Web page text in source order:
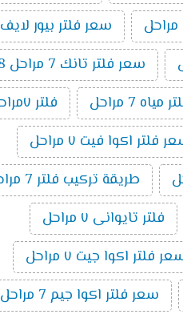
سعر فلتر بيور لايف 7 مراحل
سعر فلتر تانك 7 مراحل 2018
7 مراحل
فلتر ٧مراحل
فلتر اكوا فيت ٧ مراحل
طريقة تركيب فلتر 7 مراحل
فلتر تايوانى ٧ مراحل
فلتر اكوا جيت ٧ مراحل
سعر فلتر اكوا جيم 7 مراحل